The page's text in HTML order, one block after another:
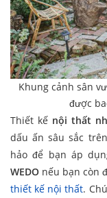
Khung cảnh sân
được
Thiết kế nội thất
dấu ấn sâu sắc
hảo để bạn áp
WEDO nếu bạn còn
thiết kế nội thất.